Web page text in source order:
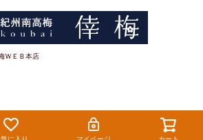
ＷＥＢ本店